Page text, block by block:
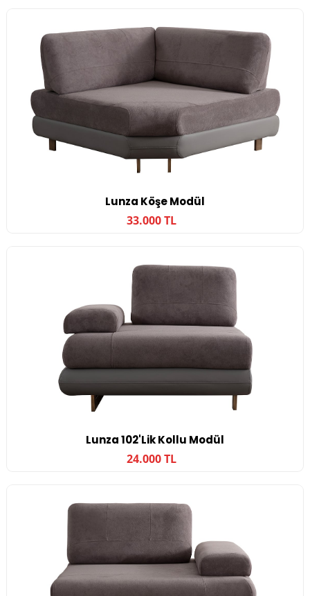
Lunza Köşe Modül
33.000 TL
Lunza 102'lik Kollu Modül
24.000 TL